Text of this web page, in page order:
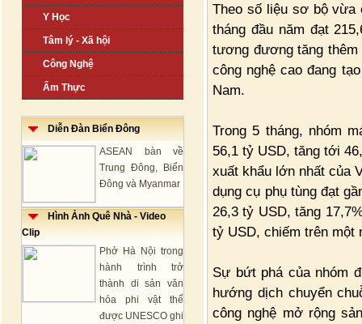
Y Học
Tâm lý - Xã hội
Công Nghệ
Ẩm Thực
Diễn Đàn Biển Đông
ASEAN bàn về
Trung Đông, Biển
Đông và Myanmar
Hình Ảnh Quê Nhà - Video
Clip
Phở Hà Nội trong
hành trình trở
thành di sản văn
hóa phi vật thể
được UNESCO ghi
Theo số liệu sơ bộ vừa
tháng đầu năm đạt
tương đương tăng
công nghệ cao đang
Nam.
Trong 5 tháng, nhóm
56,1 tỷ USD, tăng tới
xuất khẩu lớn nhất của
dụng cụ phụ tùng đạt
26,3 tỷ USD, tăng
tỷ USD, chiếm trên một
Sự bứt phá của nhóm
hướng dịch chuyển
công nghệ mở rộng